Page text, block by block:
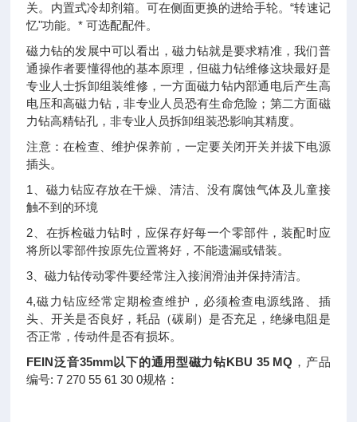
关。内置式冷却剂箱。可在侧面更换的进给手轮。“转速记
忆"功能。* 可选配配件。
磁力钻的发展中可以看出，磁力钻就是要求精准，我们普
通操作者要懂得他的基本原理，但磁力钻维修这块最好是
专业人士拆卸组装维修，一方面磁力钻内部通电后产生高
电压和高磁力钻，非专业人员恐有生命危险；第二方面磁
力钻高精钻孔，非专业人员拆卸组装恐影响其精度。
注意：在检查、维护保养前，一定要关闭开关并拔下电源
插头。
1、磁力钻应存放在干燥、清洁、没有腐蚀气体及儿童接
触不到的环境
2、在拆检磁力钻时，应保存好每一个零部件，装配时应
将所以零部件按原先位置将好，不能遗漏或错装。
3、磁力钻传动零件要经常注入接润滑油并保持清洁。
4,磁力钻应经常定期检查维护，必须检查电源线路、插
头、开关是否良好，耗品（碳刷）是否充足，绝缘电阻是
否正常，传动件是否有损坏。
FEIN泛音35mm以下的通用型磁力钻KBU 35 MQ ，产品
编号: 7 270 55 61 30 0规格：